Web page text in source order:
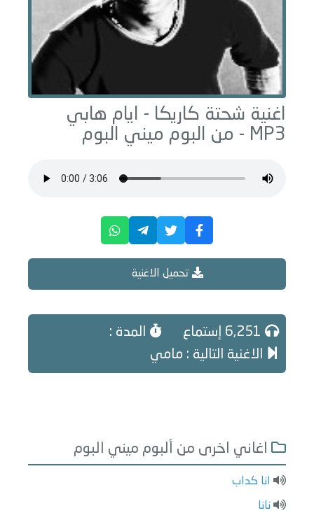
اغنية شحتة كاريكا - ايام هابي
MP3 - من البوم
ميني البوم
تحميل الاغنية
المدة :
الاغنية التالية : مامي
اغاني اخرى من ألبوم ميني البوم
انا كداب
نانا